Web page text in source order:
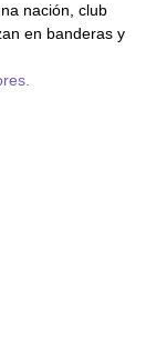
nación, club
en banderas y